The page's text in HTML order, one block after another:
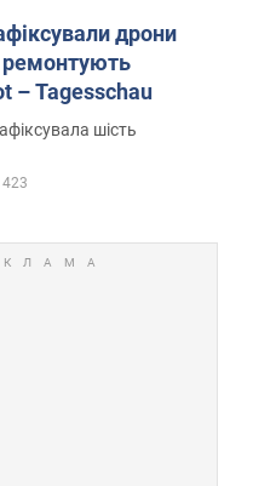
дрони
– Tagesschau
шість
423